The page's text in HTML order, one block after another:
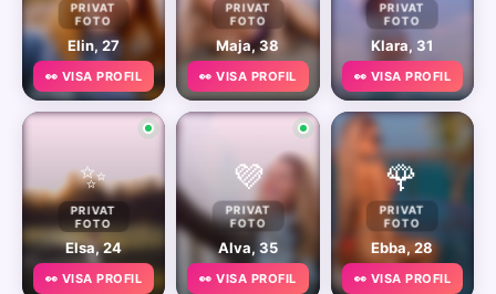
PRIVAT
FOTO
Elin, 27
👀 VISA PROFIL
PRIVAT
FOTO
Maja, 38
👀 VISA PROFIL
PRIVAT
FOTO
Klara, 31
👀 VISA PROFIL
✨
PRIVAT
FOTO
Elsa, 24
👀 VISA PROFIL
💜
PRIVAT
FOTO
Alva, 35
👀 VISA PROFIL
🌹
PRIVAT
FOTO
Ebba, 28
👀 VISA PROFIL